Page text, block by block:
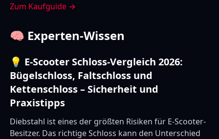
Zum Kaufguide →
🧠 Experten-Wissen
💡 E-Scooter Schloss-Vergleich 2026:
Bügelschloss, Faltschloss und
Kettenschloss – Sicherheit und
Praxistipps
Diebstahl ist eines der größten Risiken für E-Scooter-
Besitzer. Das richtige Schloss kann den Unterschied